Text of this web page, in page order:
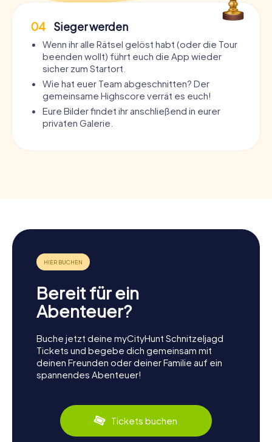
04 Sieger werden
Wenn ihr alle Rätsel gelöst habt (oder die Tour
beenden wollt) führt euch die App wieder
sicher zum Startort.
Wie hat euer Team abgeschnitten? Der
gemeinsame Highscore verrät es euch!
Eure Bilder findet ihr anschließend in eurer
privaten Galerie.
Bereit für ein
Abenteuer?
Buche jetzt deine myCityHunt Schnitzeljagd
Tickets und begebe dich gemeinsam mit
deinen Freunden oder deiner Familie auf ein
spannendes Abenteuer!
Tickets buchen